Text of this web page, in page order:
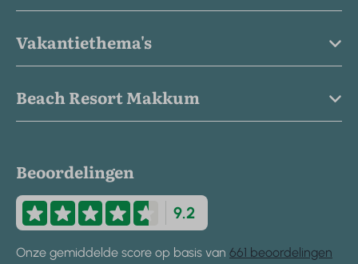
Vakantiethema's
Beach Resort Makkum
Beoordelingen
9.2
Onze gemiddelde score op basis van 661 beoordelingen